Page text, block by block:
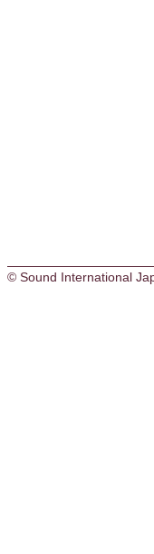
© Sound International